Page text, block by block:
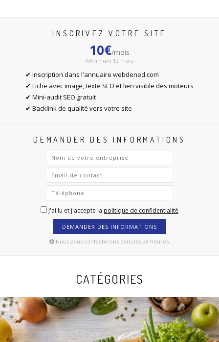
INSCRIVEZ VOTRE SITE
10€/mois
Minimum 12 mois
✔ Inscription dans l'annuaire webdened.com
✔ Fiche avec image, texte SEO et lien visible des moteurs
✔ Mini-audit SEO gratuit
✔ Backlink de qualité vers votre site
DEMANDER DES INFORMATIONS
J'ai lu et j'accepte la politique de confidentialité
DEMANDER DES INFORMATIONS
Nous vous contacterons dans les 24 heures.
CATÉGORIES